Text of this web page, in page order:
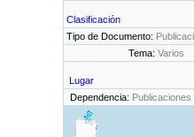
Clasificación
Tipo de Documento:
Tema: Varios
Lugar
Dependencia: